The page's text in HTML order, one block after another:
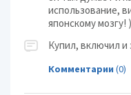
использование,
японскому мозгу!
Купил, включил и
Комментарии (0)